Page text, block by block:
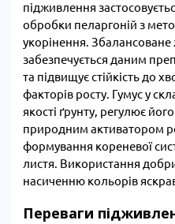
підживлення
обробки пеларгоній з
укорінення.
забезпечується даним
та підвищує стійкість до
факторів росту. Гумус у
якості ґрунту, регулює
природним активатором
формування кореневої
листя. Використання
насиченню кольорів
Переваги